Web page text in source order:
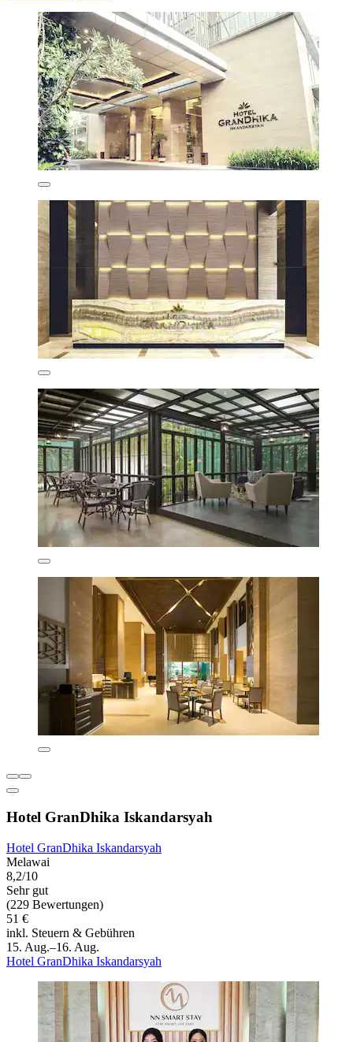
Hotel GranDhika Iskandarsyah
Hotel GranDhika Iskandarsyah
Melawai
8,2/10
Sehr gut
(229 Bewertungen)
51 €
inkl. Steuern & Gebühren
15. Aug.–16. Aug.
Hotel GranDhika Iskandarsyah